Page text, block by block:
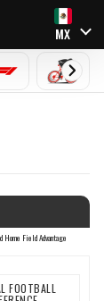
MX
FÓRMULA 1